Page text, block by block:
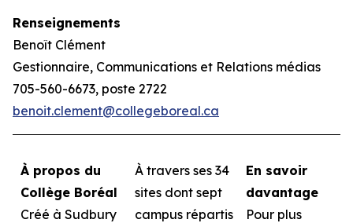
Renseignements
Benoît Clément
Gestionnaire, Communications et Relations médias
705-560-6673, poste 2722
benoit.clement@collegeboreal.ca
À propos du
Collège Boréal
Créé à Sudbury
À travers ses 34
sites dont sept
campus répartis
En savoir
davantage
Pour plus